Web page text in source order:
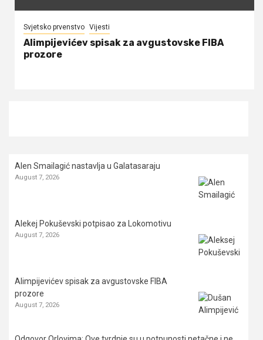
Svjetsko prvenstvo Vijesti
Alimpijevićev spisak za avgustovske FIBA
prozore
Alen Smailagić nastavlja u Galatasaraju
August 7, 2026
Alekej Pokuševski potpisao za Lokomotivu
August 7, 2026
Alimpijevićev spisak za avgustovske FIBA
prozore
August 7, 2026